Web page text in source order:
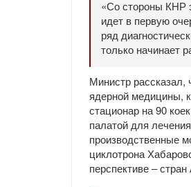
«Со стороны КНР
идет в первую
ряд
только начинает
Министр рассказал,
ядерной медицины,
стационар на 90
палатой для
производственные
циклотрона
перспективе – стран